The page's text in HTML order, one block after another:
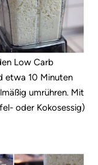
Low Carb
etwa 10 Minuten
umrühren. Mit
oder Kokosessig)